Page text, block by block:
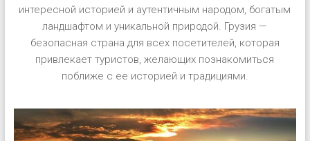
интересной историей и аутентичным народом, богатым
ландшафтом и уникальной природой. Грузия —
безопасная страна для всех посетителей, которая
привлекает туристов, желающих познакомиться
поближе с ее историей и традициями.